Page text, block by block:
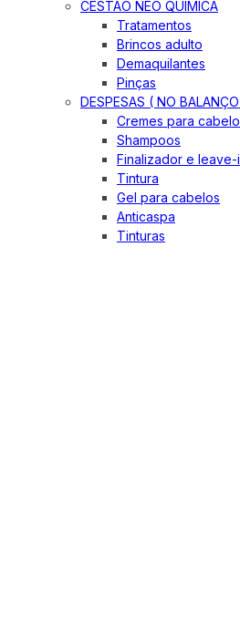
CESTÃO NEO QUIMICA
Tratamentos
Brincos adulto
Demaquilantes
Pinças
DESPESAS ( NO
Cremes para
Shampoos
Finalizador e leave-
Tintura
Gel para cabelos
Anticaspa
Tinturas